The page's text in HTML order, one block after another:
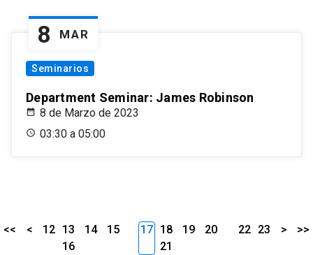
8 MAR
Seminarios
Department Seminar: James Robinson
8 de Marzo de 2023
03:30 a 05:00
<< < 12 13 14
15
16
17 18 19
20
21
22 23 > >>